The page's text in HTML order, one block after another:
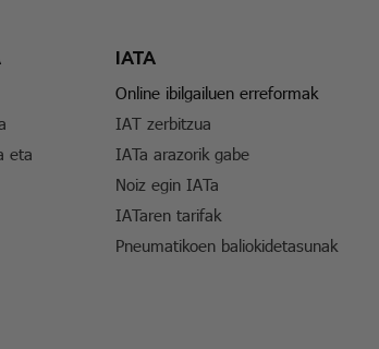
eta
IATA
Online ibilgailuen erreformak
IAT zerbitzua
IATa arazorik gabe
Noiz egin IATa
IATaren tarifak
Pneumatikoen baliokidetasunak